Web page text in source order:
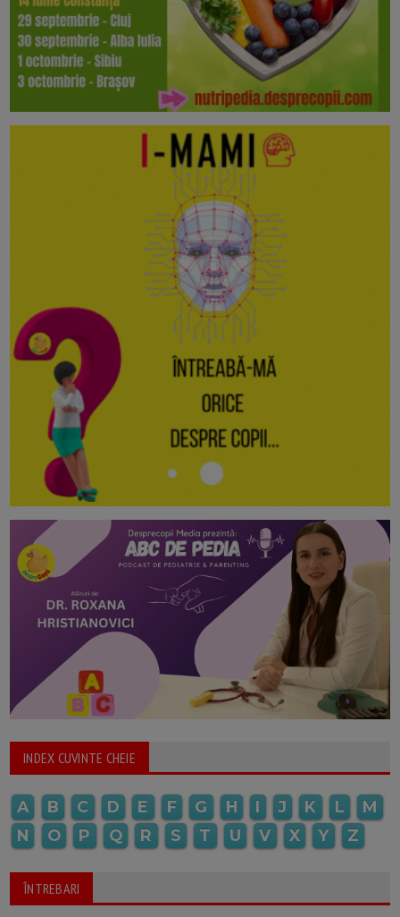
INDEX CUVINTE CHEIE
A B C D E F G H I J K L
M
N
O P Q R S T U V X Y Z
ÎNTREBARI